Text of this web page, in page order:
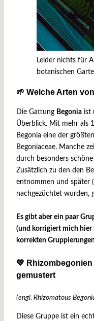
Leider nichts für
botanischen
🌱 Welche Arten
Die Gattung Begonia ist
Überblick. Mit mehr als
Begonia eine der
Begoniaceae. Manche
durch besonders
Zusätzlich zu den den
entnommen und später
nachgezüchtet wurden,
Es gibt aber ein paar
(und korrigiert mich hier
korrekten
💚
gemustert
(engl. Rhizomatous
Diese Gruppe ist ein